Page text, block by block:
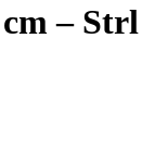
– Strl